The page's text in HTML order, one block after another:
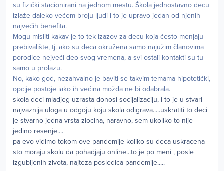
su fizički stacionirani na jednom mestu. Škola jednostavno decu
izlaže daleko većem broju ljudi i to je upravo jedan od njenih
najvećih benefita.
Mogu misliti kakav je to tek izazov za decu koja često menjaju
prebivalište, tj. ako su deca okružena samo najužim članovima
porodice nejveći deo svog vremena, a svi ostali kontakti su tu
samo u prolazu.
No, kako god, nezahvalno je baviti se takvim temama hipotetički,
opcije postoje iako ih većina možda ne bi odabrala.
skola deci mladjeg uzrasta donosi socijalizaciju, i to je u stvari
najvaznija uloga u odgoju koju skola odigrava.....uskratiti to deci
je stvarno jedna vrsta zlocina, naravno, sem ukoliko to nije
jedino resenje....
pa evo vidimo tokom ove pandemije koliko su deca uskracena
sto moraju skolu da pohadjaju online...to je po meni , posle
izgubljenih zivota, najteza posledica pandemije.....